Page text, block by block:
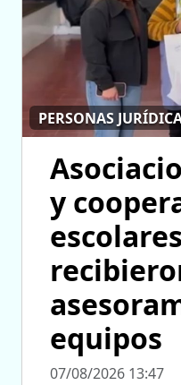
PERSONAS
y
equipos
07/08/2026 13:47